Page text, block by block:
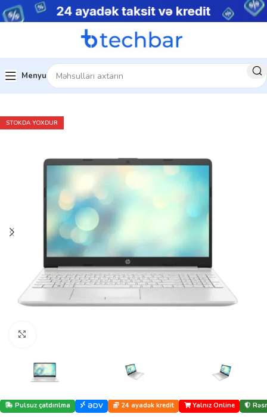
Menyu
Ev Noutbuklar Gündəlik noutbuklar
STOKDA YOXDUR
Pulsuz çatdırılma ƏDV 24 ayadək kredit Yalnız Online